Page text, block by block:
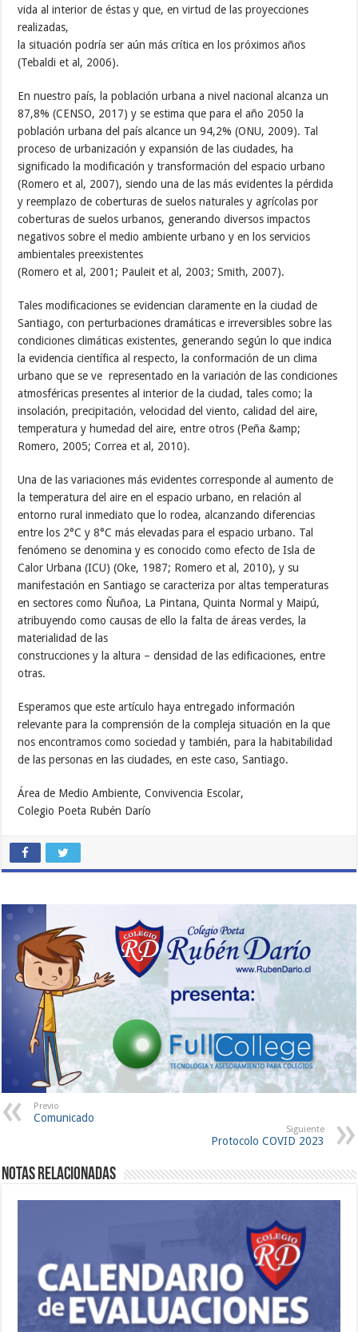
vida al interior de éstas y que, en virtud de las proyecciones
realizadas,
la situación podría ser aún más crítica en los próximos años
(Tebaldi et al, 2006).
En nuestro país, la población urbana a nivel nacional alcanza un
87,8% (CENSO, 2017) y se estima que para el año 2050 la
población urbana del país alcance un 94,2% (ONU, 2009). Tal
proceso de urbanización y expansión de las ciudades, ha
significado la modificación y transformación del espacio urbano
(Romero et al, 2007), siendo una de las más evidentes la pérdida
y reemplazo de coberturas de suelos naturales y agrícolas por
coberturas de suelos urbanos, generando diversos impactos
negativos sobre el medio ambiente urbano y en los servicios
ambientales preexistentes
(Romero et al, 2001; Pauleit et al, 2003; Smith, 2007).
Tales modificaciones se evidencian claramente en la ciudad de
Santiago, con perturbaciones dramáticas e irreversibles sobre las
condiciones climáticas existentes, generando según lo que indica
la evidencia científica al respecto, la conformación de un clima
urbano que se ve representado en la variación de las condiciones
atmosféricas presentes al interior de la ciudad, tales como; la
insolación, precipitación, velocidad del viento, calidad del aire,
temperatura y humedad del aire, entre otros (Peña &amp;
Romero, 2005; Correa et al, 2010).
Una de las variaciones más evidentes corresponde al aumento de
la temperatura del aire en el espacio urbano, en relación al
entorno rural inmediato que lo rodea, alcanzando diferencias
entre los 2°C y 8°C más elevadas para el espacio urbano. Tal
fenómeno se denomina y es conocido como efecto de Isla de
Calor Urbana (ICU) (Oke, 1987; Romero et al, 2010), y su
manifestación en Santiago se caracteriza por altas temperaturas
en sectores como Ñuñoa, La Pintana, Quinta Normal y Maipú,
atribuyendo como causas de ello la falta de áreas verdes, la
materialidad de las
construcciones y la altura – densidad de las edificaciones, entre
otras.
Esperamos que este artículo haya entregado información
relevante para la comprensión de la compleja situación en la que
nos encontramos como sociedad y también, para la habitabilidad
de las personas en las ciudades, en este caso, Santiago.
Área de Medio Ambiente, Convivencia Escolar,
Colegio Poeta Rubén Darío
Previo
Comunicado
Siguiente
Protocolo COVID 2023
Notas Relacionadas